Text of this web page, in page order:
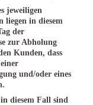
jeweiligen
liegen in diesem
der
zur Abholung
Kunden, dass
und/oder eines
diesem Fall sind